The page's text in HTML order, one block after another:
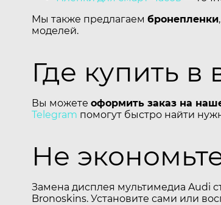
Мы также предлагаем бронепленки
моделей.
Где купить
Вы можете оформить заказ на
Telegram помогут быстро найти
Не
Замена дисплея мультимедиа Audi
Bronoskins. Установите сами или